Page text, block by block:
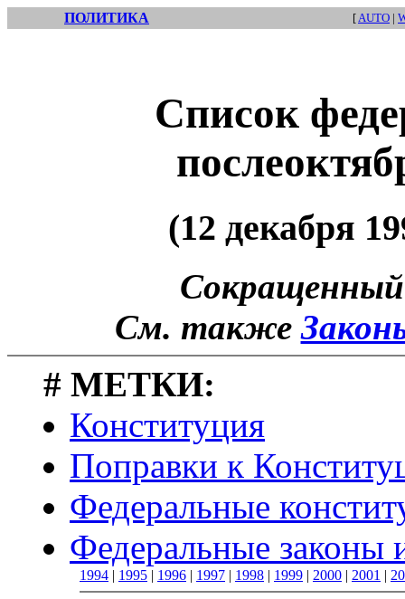
ПОЛИТИКА [AUTO |
Список
(12 декабря
Сокращенный
См. также
# МЕТКИ:
Конституция
Поправки к
Федеральные
Федеральные законы
1994 | 1995 | 1996 | 1997 | 1998 | 1999 | 2000 | 2001 |